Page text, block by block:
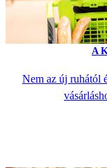
A
Nem az új ruhától